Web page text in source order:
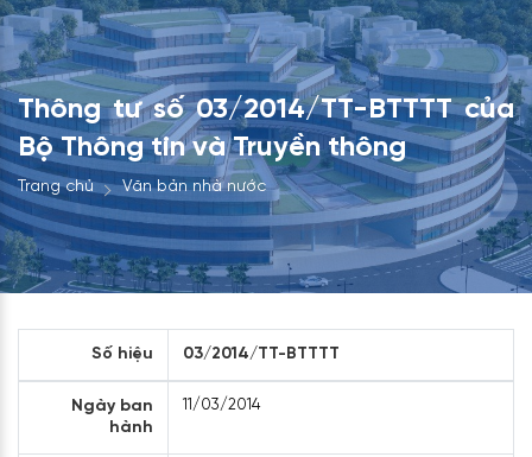
Thông tư số 03/2014/TT-BTTTT của
Bộ Thông tin và Truyền thông
Trang chủ Văn bản nhà nước
Số hiệu 03/2014/TT-BTTTT
Ngày ban
hành
11/03/2014